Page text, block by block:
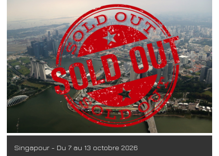
Singapour - Du 7 au 13 octobre 2026